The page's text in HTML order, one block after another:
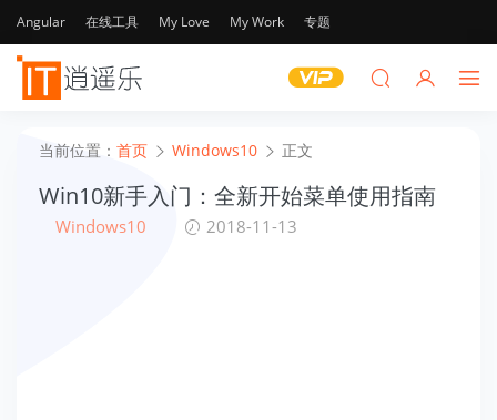
Angular 在线工具 My Love My Work 专题
当前位置： 首页 Windows10 正文
Win10新手入门：全新开始菜单使用指南
Windows10 2018-11-13